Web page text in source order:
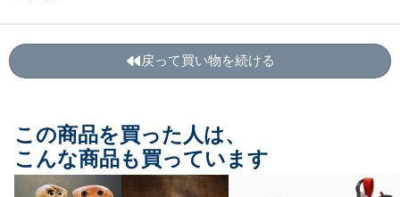
戻って買い物を続ける
この商品を買った人は、
こんな商品も買っています